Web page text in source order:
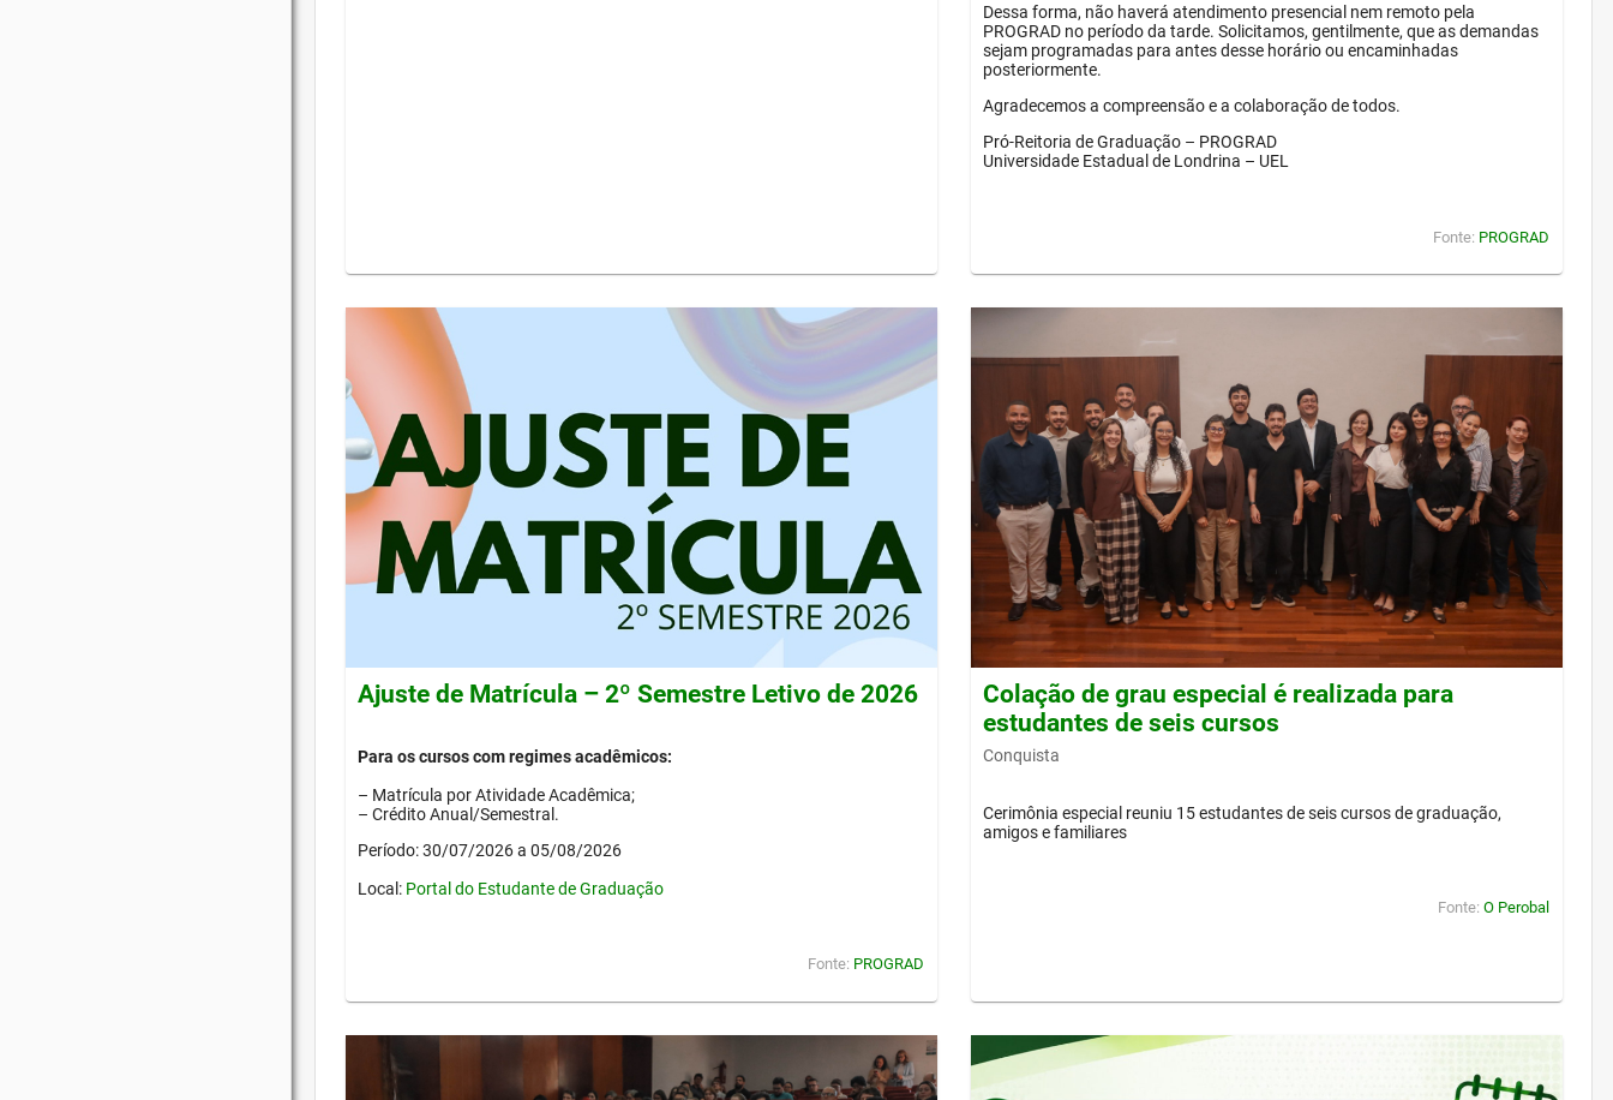
Dessa forma, não haverá atendimento presencial nem remoto pela
PROGRAD no período da tarde. Solicitamos, gentilmente, que as demandas
sejam programadas para antes desse horário ou encaminhadas
posteriormente.
Agradecemos a compreensão e a colaboração de todos.
Pró-Reitoria de Graduação – PROGRAD
Universidade Estadual de Londrina – UEL
Fonte: PROGRAD
Ajuste de Matrícula – 2º Semestre Letivo de 2026
Para os cursos com regimes acadêmicos:
– Matrícula por Atividade Acadêmica;
– Crédito Anual/Semestral.
Período: 30/07/2026 a 05/08/2026
Local: Portal do Estudante de Graduação
Fonte: PROGRAD
Colação de grau especial é realizada para
estudantes de seis cursos
Conquista
Cerimônia especial reuniu 15 estudantes de seis cursos de graduação,
amigos e familiares
Fonte: O Perobal